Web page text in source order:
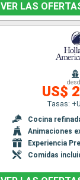
VER LAS
US$
Tasas:
Cocina
Animaciones
Experiencia
Comidas